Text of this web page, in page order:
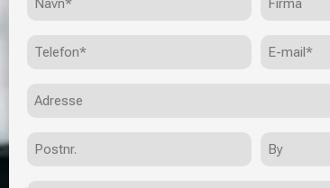
(Påkrævet)
(Påkrævet)
mail